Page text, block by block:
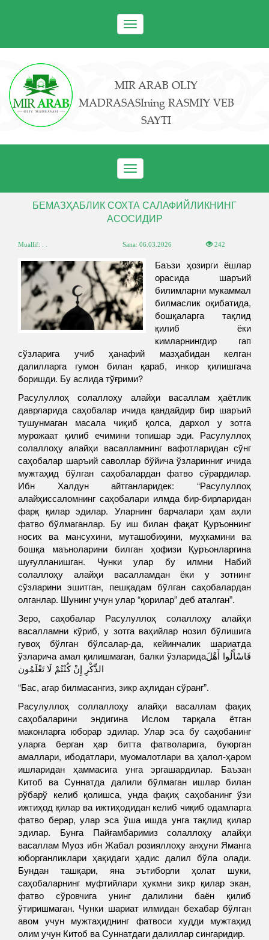
Toggle
navigation
MIR ARAB OLIY
MADRASASIning RASMIY VEB
SAYTI
Toggle
navigation
БЕМАЗҲАБЛИК СОХТА САЛАФИЙЛИКНИНГ
АСОСИДИР
Muallif: . . Sana:06.03.2026 242
Баъзи ҳозирги ёшлар
орасида шаръий
билимларни мукаммал
билмаслик оқибатида,
бошқаларга тақлид
қилиб ёки
кимларнингдир гап
сўзларига учиб ҳанафий мазҳабидан келган
далилларга гумон билан қараб, инкор қилишгача
боришди. Бу аслида тўғрими?
Расулуллоҳ солаллоҳу алайҳи васаллам ҳаётлик
даврларида саҳобалар ичида қандайдир бир шаръий
тушунмаган масала чиқиб қолса, дархол у зотга
мурожаат қилиб ечимини топишар эди. Расулуллоҳ
солаллоҳу алайҳи васалламнинг вафотларидан сўнг
саҳобалар шаръий саволлар бўйича ўзларинниг ичида
мужтаҳид бўлган саҳобалардан фатво сўрардилар.
Ибн Халдун айтганларидек: “Расулуллоҳ
алайҳиссаломнинг саҳобалари илмда бир-бирларидан
фарқ қилар эдилар. Уларнинг барчалари ҳам аҳли
фатво бўлмаганлар. Бу иш билан фақат Қуръоннинг
носих ва мансухини, муташобиҳини, муҳкамини ва
бошқа маъноларини билган ҳофизи Қуръонларгина
шуғулланишган. Чунки улар бу илмни Набий
солаллоҳу алайҳи васалламдан ёки у зотнинг
сўзларини эшитган, пешқадам бўлган саҳобалардан
олганлар. Шунинг учун улар “қорилар” деб аталган”.
Зеро, саҳобалар Расулуллоҳ солаллоҳу алайҳи
васалламни кўриб, у зотга ваҳийлар нозил бўлишига
гувоҳ бўлган бўлсалар-да, кейинчалик шариатда
ўзларича амал қилишмаган, балки ўзларидаفَاسْأَلُوا أَهْلَ
الذِّكْرِ إِنْ كُنْتُمْ لَا تَعْلَمُون
“Бас, агар билмасангиз, зикр аҳлидан сўранг”.
Расулуллоҳ соллаллоҳу алайҳи васаллам фақиҳ
саҳобаларини эндигина Ислом тарқала ётган
маконларга юборар эдилар. Улар эса бу саҳобанинг
уларга берган ҳар битта фатволарига, буюрган
амаллари, ибодатлари, муомалотлари ва ҳалол-ҳаром
ишларидан ҳаммасига унга эргашардилар. Баъзан
Китоб ва Суннатда далили бўлмаган ишлар билан
рўбарў келиб қолишса, унда фақиҳ саҳобанинг ўзи
ижтиҳод қилар ва ижтиҳодидан келиб чиқиб одамларга
фатво берар, улар эса ўша ишда унга тақлид қилар
эдилар. Бунга Пайғамбаримиз солаллоҳу алайҳи
васаллам Муоз ибн Жабал розияллоҳу анҳуни Яманга
юборганликлари ҳақидаги ҳадис далил бўла олади.
Бундан ташқари, яна эътиборли ҳолат шуки,
саҳобаларнинг муфтийлари ҳукмни зикр қилар экан,
фатво сўровчига унинг далилини баён қилиб
ўтиришмаган. Чунки шариат илмидан бехабар бўлган
авом учун мужтаҳиднинг фатвоси худди мужтаҳид
олим учун Китоб ва Суннатдаги далиллар сингаридир.